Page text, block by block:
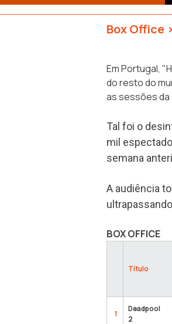
Box Office >
Em Portugal,
do resto do
as sessões
Tal foi o
mil
semana
A audiência
BOX OFFICE
Título
1
Deadpool
2